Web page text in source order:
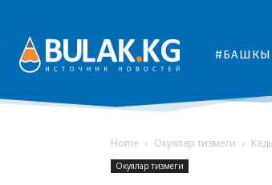
#БАШКЫ
Home Окуялар тизмеги
Окуялар тизмеги